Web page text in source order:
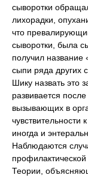
сыворотки
лихорадки,
что
сыворотки, была
получил
сыпи ряда других
Шику назвать это
развивается
вызывающих в
иногда и
Наблюдаются
Теории,